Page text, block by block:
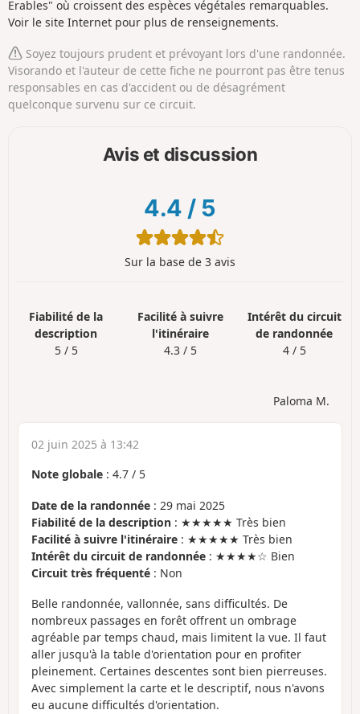
Erables" où croissent des espèces végétales remarquables.
Voir le site Internet pour plus de renseignements.
Soyez toujours prudent et prévoyant lors d'une randonnée.
Visorando et l'auteur de cette fiche ne pourront pas être tenus
responsables en cas d'accident ou de désagrément
quelconque survenu sur ce circuit.
Avis et discussion
4.4 / 5
Sur la base de 3 avis
Fiabilité de la
description
5 / 5
Facilité à suivre
l'itinéraire
4.3 / 5
Intérêt du circuit
de randonnée
4 / 5
Paloma M.
02 juin 2025 à 13:42
Note globale : 4.7 / 5
Date de la randonnée : 29 mai 2025
Fiabilité de la description : ★★★★★ Très bien
Facilité à suivre l'itinéraire : ★★★★★ Très bien
Intérêt du circuit de randonnée : ★★★★☆ Bien
Circuit très fréquenté : Non
Belle randonnée, vallonnée, sans difficultés. De
nombreux passages en forêt offrent un ombrage
agréable par temps chaud, mais limitent la vue. Il faut
aller jusqu'à la table d'orientation pour en profiter
pleinement. Certaines descentes sont bien pierreuses.
Avec simplement la carte et le descriptif, nous n'avons
eu aucune difficultés d'orientation.